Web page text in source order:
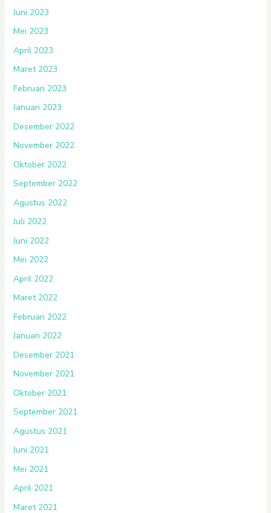
Juni 2023
Mei 2023
April 2023
Maret 2023
Februari 2023
Januari 2023
Desember 2022
November 2022
Oktober 2022
September 2022
Agustus 2022
Juli 2022
Juni 2022
Mei 2022
April 2022
Maret 2022
Februari 2022
Januari 2022
Desember 2021
November 2021
Oktober 2021
September 2021
Agustus 2021
Juni 2021
Mei 2021
April 2021
Maret 2021